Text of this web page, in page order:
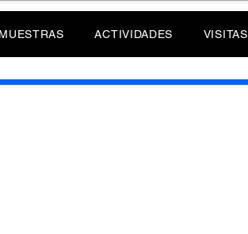
MUESTRAS ACTIVIDADES VISITAS